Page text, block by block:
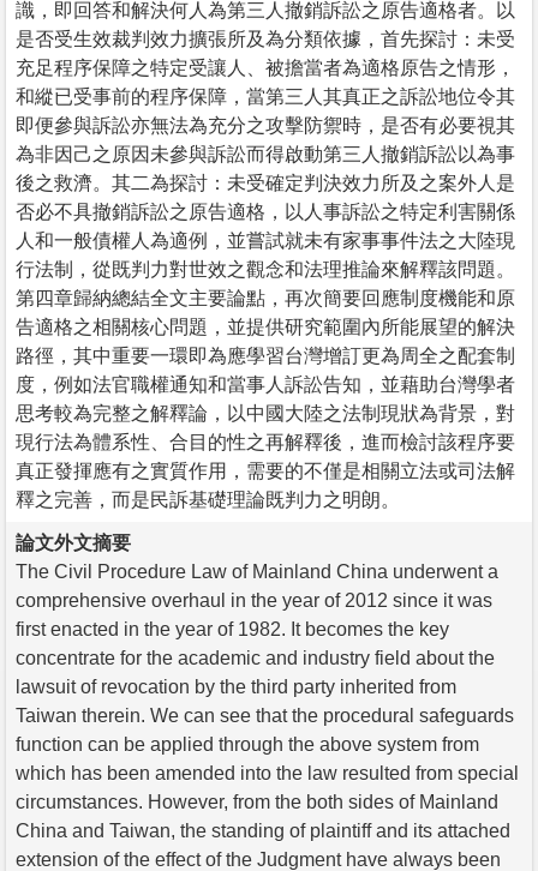
識，即回答和解決何人為第三人撤銷訴訟之原告適格者。以
是否受生效裁判效力擴張所及為分類依據，首先探討：未受
充足程序保障之特定受讓人、被擔當者為適格原告之情形，
和縱已受事前的程序保障，當第三人其真正之訴訟地位令其
即便參與訴訟亦無法為充分之攻擊防禦時，是否有必要視其
為非因己之原因未參與訴訟而得啟動第三人撤銷訴訟以為事
後之救濟。其二為探討：未受確定判決效力所及之案外人是
否必不具撤銷訴訟之原告適格，以人事訴訟之特定利害關係
人和一般債權人為適例，並嘗試就未有家事事件法之大陸現
行法制，從既判力對世效之觀念和法理推論來解釋該問題。
第四章歸納總結全文主要論點，再次簡要回應制度機能和原
告適格之相關核心問題，並提供研究範圍內所能展望的解決
路徑，其中重要一環即為應學習台灣增訂更為周全之配套制
度，例如法官職權通知和當事人訴訟告知，並藉助台灣學者
思考較為完整之解釋論，以中國大陸之法制現狀為背景，對
現行法為體系性、合目的性之再解釋後，進而檢討該程序要
真正發揮應有之實質作用，需要的不僅是相關立法或司法解
釋之完善，而是民訴基礎理論既判力之明朗。
論文外文摘要
The Civil Procedure Law of Mainland China underwent a
comprehensive overhaul in the year of 2012 since it was
first enacted in the year of 1982. It becomes the key
concentrate for the academic and industry field about the
lawsuit of revocation by the third party inherited from
Taiwan therein. We can see that the procedural safeguards
function can be applied through the above system from
which has been amended into the law resulted from special
circumstances. However, from the both sides of Mainland
China and Taiwan, the standing of plaintiff and its attached
extension of the effect of the Judgment have always been